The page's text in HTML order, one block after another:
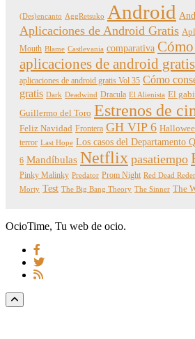
(Des)encanto AggRetsuko Android
Aplicaciones de Android Gratis
Mouth Blame Castlevania comparativa
aplicaciones de android gratis
aplicaciones de android gratis Vol 35 Cómo
gratis Dark Deadwind Dracula El Alienista El
Guillermo del Toro Estrenos de
Feliz Navidad Frontera GH VIP 6
terror Last Hope Los casos del Departamento Q
6 Mandíbulas Netflix pasatiempo
Pinky Malinky Predator Prom Night Red Dead
Morty Test The Big Bang Theory The Sinner The
OcioTime, Tu web de ocio.